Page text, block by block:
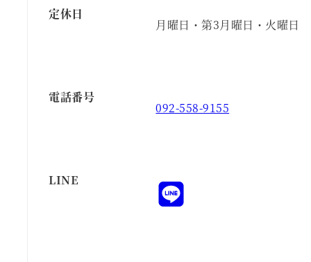
定休日
月曜日・第3月曜日・火曜日
電話番号
092-558-9155
LINE